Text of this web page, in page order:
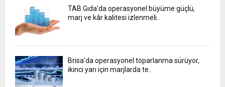
TAB Gıda'da operasyonel büyüme güçlü,
marj ve kâr kalitesi izlenmeli..
Brisa'da operasyonel toparlanma sürüyor,
ikinci yarı için marjlarda te..